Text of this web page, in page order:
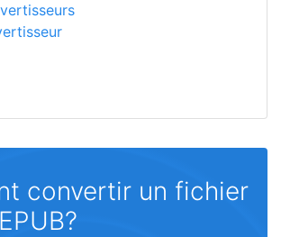
convertir un fichier